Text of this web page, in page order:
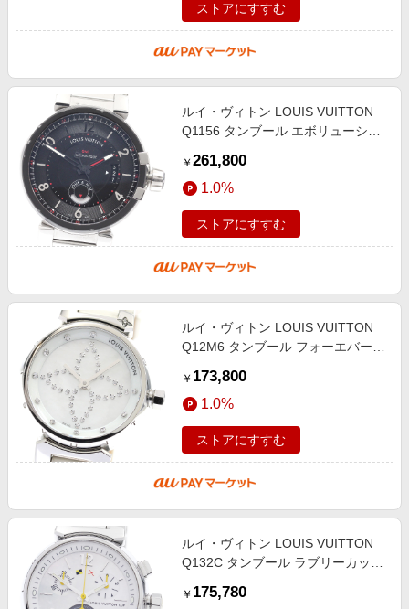
ストアにすすむ
ルイ・ヴィトン LOUIS VUITTON
Q1156 タンブール エボリューショ
￥ 261,800
1.0%
ストアにすすむ
ルイ・ヴィトン LOUIS VUITTON
Q12M6 タンブール フォーエバー
保証書付き_945349
￥ 173,800
1.0%
ストアにすすむ
ルイ・ヴィトン LOUIS VUITTON
Q132C タンブール ラブリーカップ
良品 箱・保証書付き_942465
￥ 175,780